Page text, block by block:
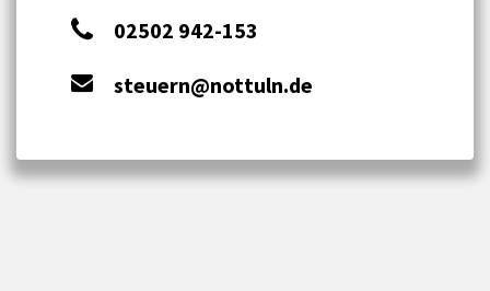
02502 942-153
steuern@nottuln.de